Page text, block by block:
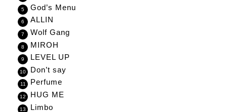
God’s Menu
ALLIN
Wolf Gang
MIROH
LEVEL UP
Don’t say
Perfume
HUG ME
Limbo